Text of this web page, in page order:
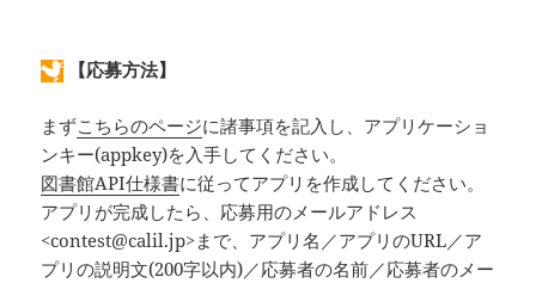
【応募方法】
まずこちらのページに諸事項を記入し、アプリケーショ
ンキー(appkey)を入手してください。
図書館API仕様書に従ってアプリを作成してください。
アプリが完成したら、応募用のメールアドレス
<contest@calil.jp>まで、アプリ名／アプリのURL／ア
プリの説明文(200字以内)／応募者の名前／応募者のメー